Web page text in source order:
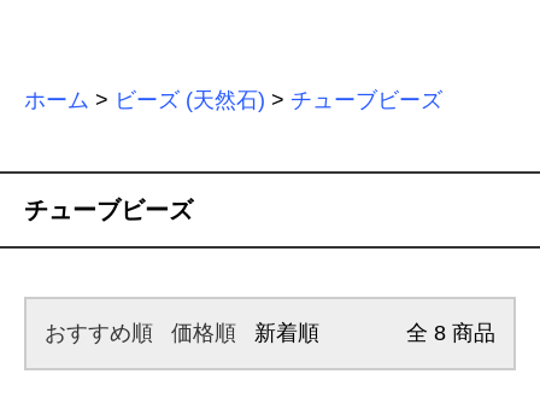
ホーム > ビーズ (天然石) > チューブビーズ
チューブビーズ
おすすめ順 価格順 新着順 全 8 商品